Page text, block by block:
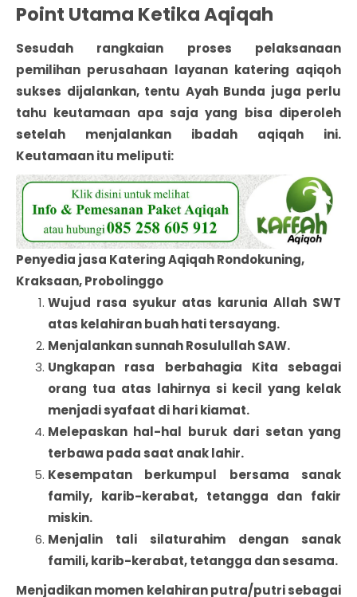
Point Utama Ketika Aqiqah
Sesudah rangkaian proses pelaksanaan
pemilihan perusahaan layanan katering aqiqoh
sukses dijalankan, tentu Ayah Bunda juga perlu
tahu keutamaan apa saja yang bisa diperoleh
setelah menjalankan ibadah aqiqah ini.
Keutamaan itu meliputi:
Penyedia jasa Katering Aqiqah Rondokuning,
Kraksaan, Probolinggo
Wujud rasa syukur atas karunia Allah SWT
atas kelahiran buah hati tersayang.
Menjalankan sunnah Rosulullah SAW.
Ungkapan rasa berbahagia Kita sebagai
orang tua atas lahirnya si kecil yang kelak
menjadi syafaat di hari kiamat.
Melepaskan hal-hal buruk dari setan yang
terbawa pada saat anak lahir.
Kesempatan berkumpul bersama sanak
family, karib-kerabat, tetangga dan fakir
miskin.
Menjalin tali silaturahim dengan sanak
famili, karib-kerabat, tetangga dan sesama.
Menjadikan momen kelahiran putra/putri sebagai